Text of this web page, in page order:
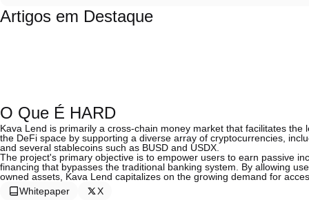
Artigos em Destaque
O Que É HARD
Kava Lend is primarily a cross-chain money market that facilitates
the DeFi space by supporting a diverse array of cryptocurrencies,
and several stablecoins such as BUSD and USDX.
The project's primary objective is to empower users to earn passive
financing that bypasses the traditional banking system. By allowing
owned assets, Kava Lend capitalizes on the growing demand for
Whitepaper
X